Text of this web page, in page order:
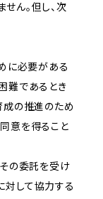
ん。但し、次
に必要がある
難であるとき
成の推進のため
意を得ること
の委託を受け
対して協力する